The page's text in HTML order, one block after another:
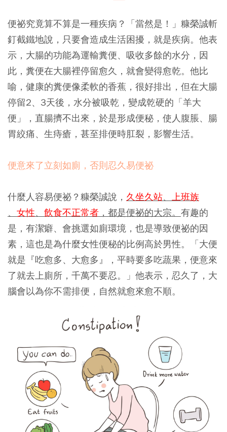
便祕究竟算不算是一種疾病？「當然是！」糠榮誠斬
釘截鐵地說，只要會造成生活困擾，就是疾病。他表
示，大腸的功能為運輸糞便、吸收多餘的水分，因
此，糞便在大腸裡停留愈久，就會變得愈乾。他比
喻，健康的糞便像柔軟的香蕉，很好排出，但在大腸
停留2、3天後，水分被吸乾，變成乾硬的「羊大
便」，直腸擠不出來，於是形成便秘，使人腹脹、腸
胃絞痛、生痔瘡，甚至排便時肛裂，影響生活。
便意來了立刻如廁，否則忍久易便祕
什麼人容易便祕？糠榮誠說， 久坐久站、 上班族
、 女性、 飲食不正常者 ，都是便祕的大宗。 有趣的
是，有潔癖、會挑選如廁環境，也是導致便祕的因
素，這也是為什麼女性便秘的比例高於男性。「大便
就是『吃愈多、大愈多』，平時要多吃蔬果，便意來
了就去上廁所，千萬不要忍。」他表示，忍久了，大
腦會以為你不需排便，自然就愈來愈不順。